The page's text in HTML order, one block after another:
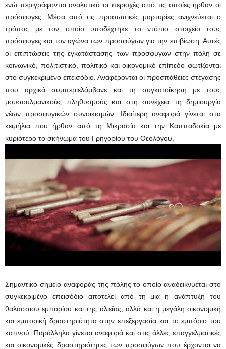
ενώ περιγράφονται αναλυτικά οι περιοχές από τις οποίες ήρθαν οι
πρόσφυγες. Μέσα από τις προσωπικές μαρτυρίες ανιχνεύεται ο
τρόπος με τον οποίο υποδέχτηκε το ντόπιο στοιχείο τους
πρόσφυγες και τον αγώνα των προσφύγων για την επιβίωση. Αυτές
οι επιπτώσεις της εγκατάστασης των προσφύγων στην πόλη σε
κοινωνικό, πολιτιστικό, πολιτικό και οικονομικό επίπεδο φωτίζονται
στο συγκεκριμένο επεισόδιο. Αναφέρονται οι προσπάθειες στέγασης
που αρχικά συμπεριελάμβανε και τη συγκατοίκηση με τους
μουσουλμανικούς πληθυσμούς και στη συνέχεια τη δημιουργία
νέων προσφυγικών συνοικισμών. Ιδιαίτερη αναφορά γίνεται στα
κειμήλια που ήρθαν από τη Μικρασία και την Καππαδοκία με
κυριότερο το σκήνωμα του Γρηγορίου του Θεολόγου.
Σημαντικό σημείο αναφοράς της πόλης το οποίο αναδεικνύεται στο
συγκεκριμένο επεισόδιο αποτελεί από τη μια η ανάπτυξη του
θαλάσσιου εμπορίου και της αλιείας, αλλά και η μεγάλη οικονομική
και εμπορική δραστηριότητα στην επεξεργασία και το εμπόριο του
καπνού. Παράλληλα γίνεται αναφορά και στις άλλες επαγγελματικές
και οικονομικές δραστηριότητες των προσφύγων που έρχονται να